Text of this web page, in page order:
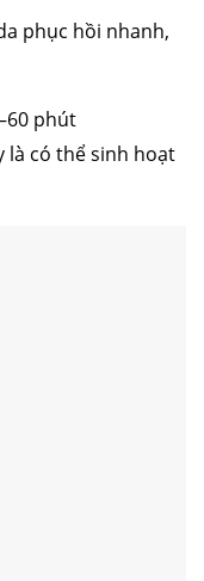
phục hồi nhanh,
phút
là có thể sinh hoạt